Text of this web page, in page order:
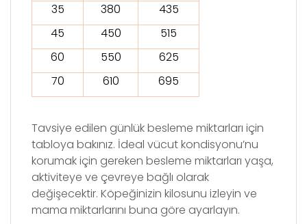
35
380
435
45
450
515
60
550
625
70
610 695
Tavsiye edilen günlük besleme miktarları için
tabloya bakınız. İdeal vücut kondisyonu’nu
korumak için gereken besleme miktarları yaşa,
aktiviteye ve çevreye bağlı olarak
değişecektir. Köpeğinizin kilosunu izleyin ve
mama miktarlarını buna göre ayarlayın.